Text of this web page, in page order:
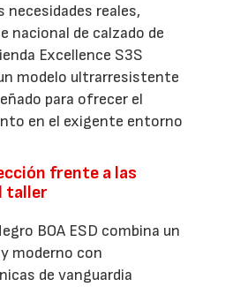
necesidades reales,
nacional de calzado de
Excellence S3S
modelo ultrarresistente
para ofrecer el
en el exigente entorno
frente a las
taller
BOA ESD combina un
moderno con
de vanguardia